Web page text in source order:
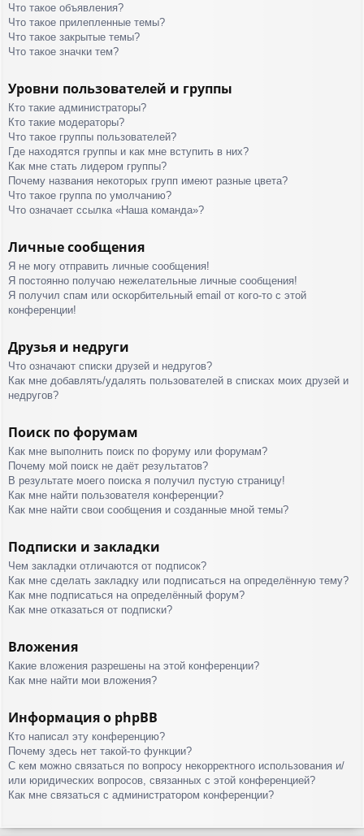
Что такое объявления?
Что такое прилепленные темы?
Что такое закрытые темы?
Что такое значки тем?
Уровни пользователей и группы
Кто такие администраторы?
Кто такие модераторы?
Что такое группы пользователей?
Где находятся группы и как мне вступить в них?
Как мне стать лидером группы?
Почему названия некоторых групп имеют разные цвета?
Что такое группа по умолчанию?
Что означает ссылка «Наша команда»?
Личные сообщения
Я не могу отправить личные сообщения!
Я постоянно получаю нежелательные личные сообщения!
Я получил спам или оскорбительный email от кого-то с этой
конференции!
Друзья и недруги
Что означают списки друзей и недругов?
Как мне добавлять/удалять пользователей в списках моих друзей и
недругов?
Поиск по форумам
Как мне выполнить поиск по форуму или форумам?
Почему мой поиск не даёт результатов?
В результате моего поиска я получил пустую страницу!
Как мне найти пользователя конференции?
Как мне найти свои сообщения и созданные мной темы?
Подписки и закладки
Чем закладки отличаются от подписок?
Как мне сделать закладку или подписаться на определённую тему?
Как мне подписаться на определённый форум?
Как мне отказаться от подписки?
Вложения
Какие вложения разрешены на этой конференции?
Как мне найти мои вложения?
Информация о phpBB
Кто написал эту конференцию?
Почему здесь нет такой-то функции?
С кем можно связаться по вопросу некорректного использования и/
или юридических вопросов, связанных с этой конференцией?
Как мне связаться с администратором конференции?